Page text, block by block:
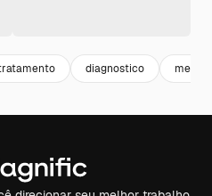
diagnostico